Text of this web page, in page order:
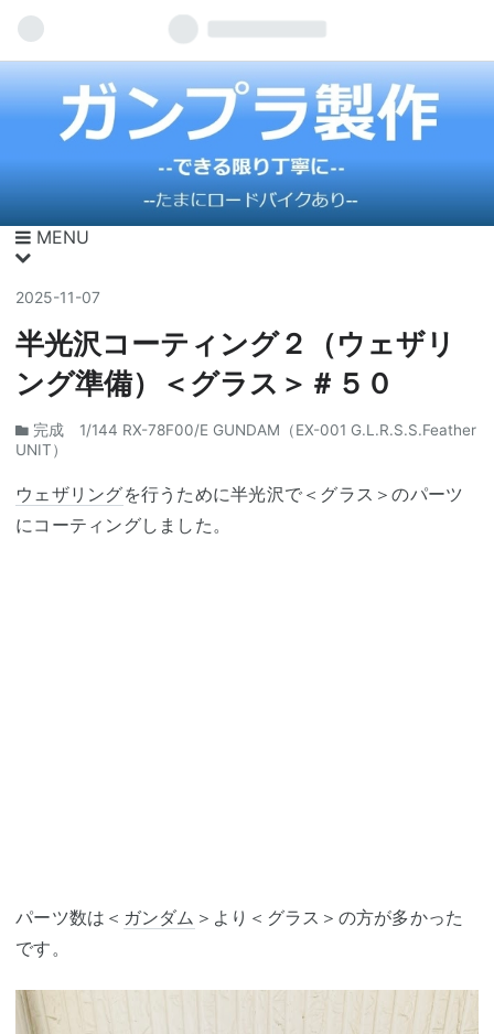
MENU
2025-11-07
半光沢コーティング２（ウェザリ
ング準備）＜グラス＞＃５０
完成 1/144 RX-78F00/E GUNDAM（EX-001 G.L.R.S.S.Feather
UNIT）
ウェザリングを行うために半光沢で＜グラス＞のパーツ
にコーティングしました。
パーツ数は＜ ガンダム ＞より＜グラス＞の方が多かった
です。